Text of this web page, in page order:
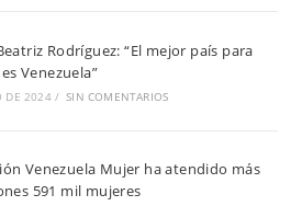
Rodríguez: “El mejor país para
Venezuela”
DE 2024 / SIN COMENTARIOS
Venezuela Mujer ha atendido más
591 mil mujeres